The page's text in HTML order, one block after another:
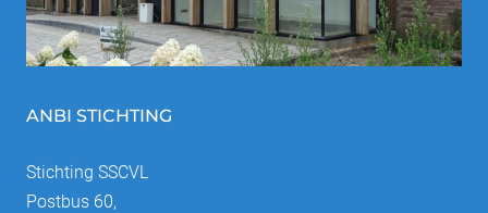
ANBI STICHTING
Stichting SSCVL
Postbus 60,